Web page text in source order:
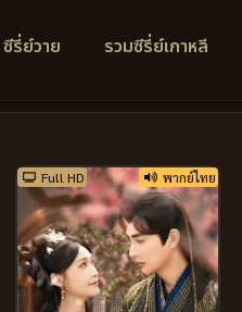
ซีรี่ย์วาย รวมซีรี่ย์เกาหลี
Full HD พากย์ไทย